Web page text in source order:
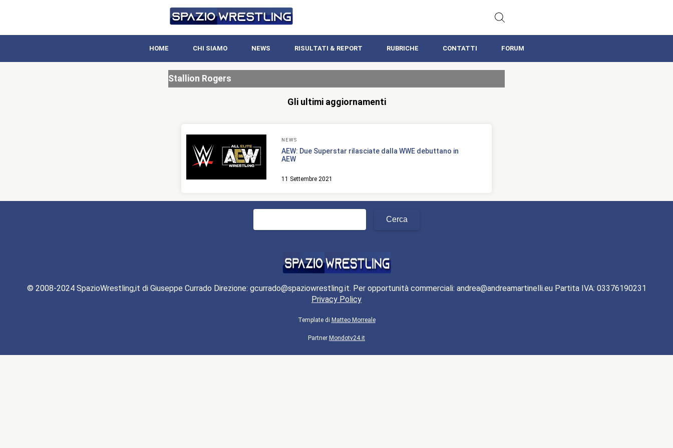
HOME CHI SIAMO NEWS RISULTATI & REPORT RUBRICHE CONTATTI FORUM
Stallion Rogers
Gli ultimi aggiornamenti
NEWS
AEW: Due Superstar rilasciate dalla WWE debuttano in
AEW
11 Settembre 2021
© 2008-2024 SpazioWrestling,it di Giuseppe Currado Direzione: gcurrado@spaziowrestling.it. Per opportunità commerciali: andrea@andreamartinelli.eu Partita IVA: 03376190231
Privacy Policy
Template di Matteo Morreale
Partner Mondotv24.it